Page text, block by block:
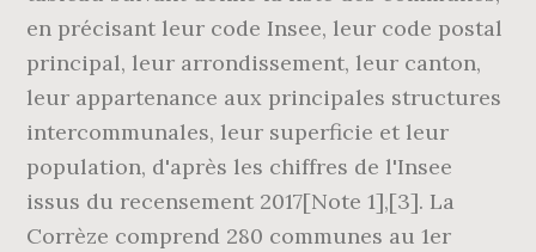
en précisant leur code Insee, leur code postal
principal, leur arrondissement, leur canton,
leur appartenance aux principales structures
intercommunales, leur superficie et leur
population, d'après les chiffres de l'Insee
issus du recensement 2017[Note 1],[3]. La
Corrèze comprend 280 communes au 1er